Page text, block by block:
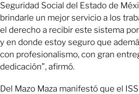
Seguridad Social del Estado de
brindarle un mejor servicio a los
el derecho a recibir este sistema
y en donde estoy seguro que
con profesionalismo, con gran
dedicación”, afirmó.
Del Mazo Maza manifestó que el